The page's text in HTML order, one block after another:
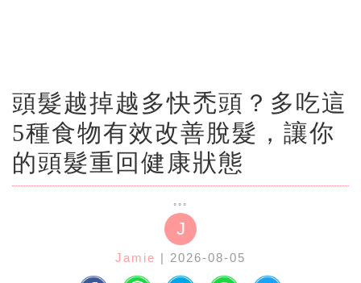
頭髮越掉越多快禿頭？多吃這
5種食物有效改善脫髮，讓你
的頭髮重回健康狀態
J
Jamie | 2026-08-05